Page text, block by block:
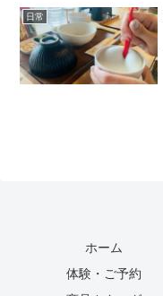
日常
ホーム
体験・ご予約